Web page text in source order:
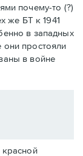
почему-то (?)
же БТ к 1941
в западных
простояли
в войне
красной